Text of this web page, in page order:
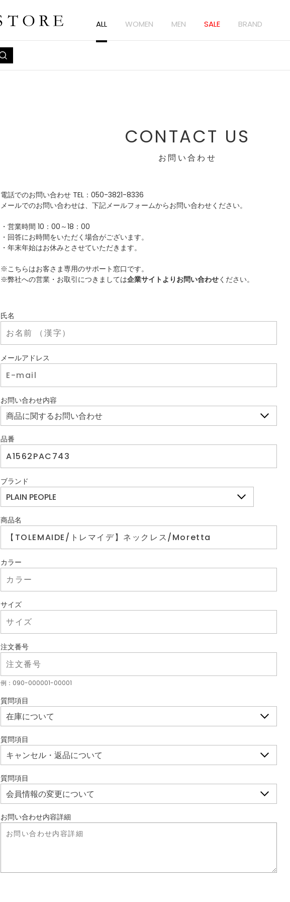
ALL WOMEN MEN SALE BRAND
CONTACT US
お問い合わせ
電話でのお問い合わせ TEL：050-3821-8336
メールでのお問い合わせは、下記メールフォームからお問い合わせください。
・営業時間 10：00～18：00
・回答にお時間をいただく場合がございます。
・年末年始はお休みとさせていただきます。
※こちらはお客さま専用のサポート窓口です。
※弊社への営業・お取引につきましては企業サイトよりお問い合わせください。
氏名
メールアドレス
お問い合わせ内容
品番
ブランド
商品名
カラー
サイズ
注文番号
例：090-000001-00001
質問項目
質問項目
質問項目
お問い合わせ内容詳細